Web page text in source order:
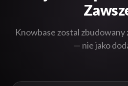
Knowbase zostal zbudowany